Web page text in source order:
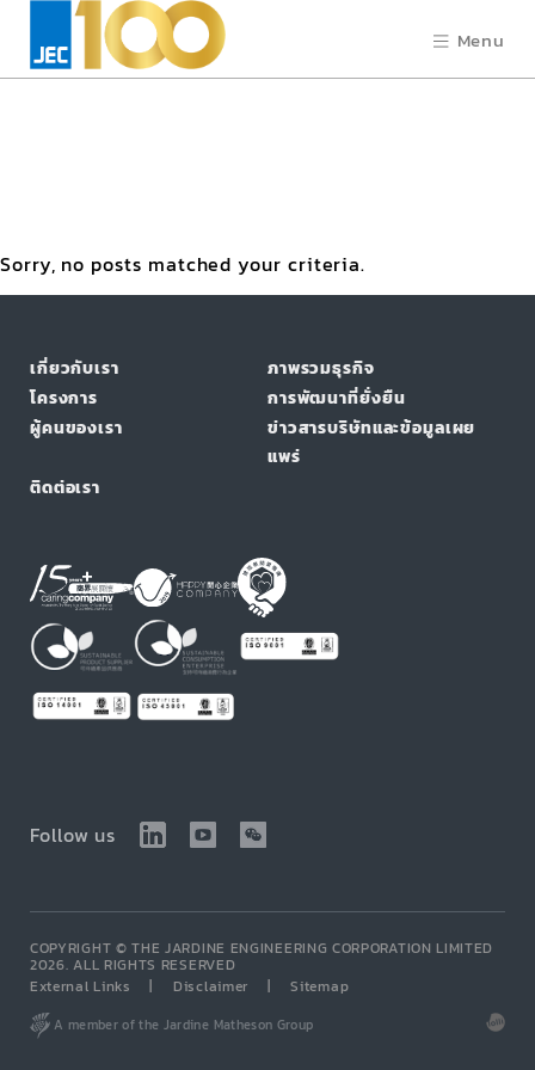
Menu
Sorry, no posts matched your criteria.
เกี่ยวกับเรา
ภาพรวมธุรกิจ
โครงการ
การพัฒนาที่ยั่งยืน
ผู้คนของเรา
ข่าวสารบริษัทและข้อมูลเผย
แพร่
ติดต่อเรา
Follow us
COPYRIGHT © THE JARDINE ENGINEERING CORPORATION LIMITED
2026. ALL RIGHTS RESERVED
External Links
Disclaimer Sitemap
A member of the Jardine Matheson Group